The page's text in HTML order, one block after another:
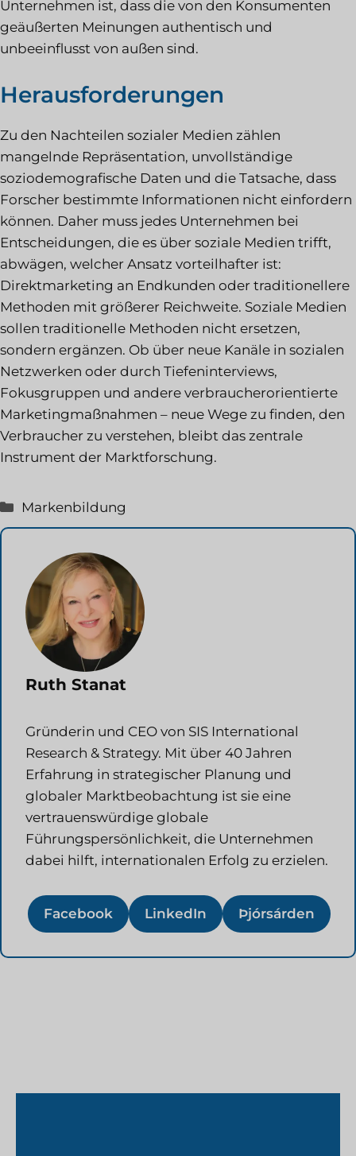
Unternehmen ist, dass die von den Konsumenten
geäußerten Meinungen authentisch und
unbeeinflusst von außen sind.
Herausforderungen
Zu den Nachteilen sozialer Medien zählen
mangelnde Repräsentation, unvollständige
soziodemografische Daten und die Tatsache, dass
Forscher bestimmte Informationen nicht einfordern
können. Daher muss jedes Unternehmen bei
Entscheidungen, die es über soziale Medien trifft,
abwägen, welcher Ansatz vorteilhafter ist:
Direktmarketing an Endkunden oder traditionellere
Methoden mit größerer Reichweite. Soziale Medien
sollen traditionelle Methoden nicht ersetzen,
sondern ergänzen. Ob über neue Kanäle in sozialen
Netzwerken oder durch Tiefeninterviews,
Fokusgruppen und andere verbraucherorientierte
Marketingmaßnahmen – neue Wege zu finden, den
Verbraucher zu verstehen, bleibt das zentrale
Instrument der Marktforschung.
Kategorien
Markenbildung
Ruth Stanat
Gründerin und CEO von SIS International
Research & Strategy. Mit über 40 Jahren
Erfahrung in strategischer Planung und
globaler Marktbeobachtung ist sie eine
vertrauenswürdige globale
Führungspersönlichkeit, die Unternehmen
dabei hilft, internationalen Erfolg zu erzielen.
Facebook LinkedIn Þjórsárden